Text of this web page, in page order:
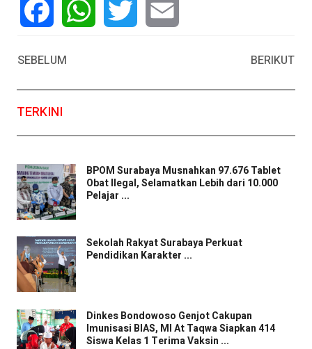
SEBELUM
BERIKUT
TERKINI
BPOM Surabaya Musnahkan 97.676 Tablet
Obat Ilegal, Selamatkan Lebih dari 10.000
Pelajar ...
Sekolah Rakyat Surabaya Perkuat
Pendidikan Karakter ...
Dinkes Bondowoso Genjot Cakupan
Imunisasi BIAS, MI At Taqwa Siapkan 414
Siswa Kelas 1 Terima Vaksin ...